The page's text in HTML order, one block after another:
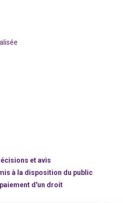
et avis
à la disposition du public
d'un droit